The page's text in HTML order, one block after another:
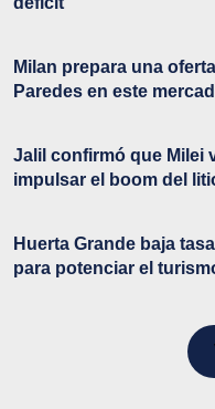
Milan prepara una
Paredes en este
Jalil confirmó que Milei
impulsar el boom del
Huerta Grande baja
para potenciar el